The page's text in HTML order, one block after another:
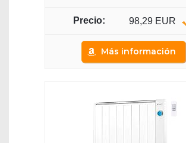
98,29 EUR
Más información